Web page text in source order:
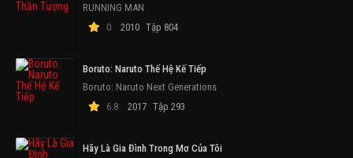
RUNNING MAN
0
2010 Tập 804
Boruto: Naruto Thế Hệ Kế Tiếp
Boruto: Naruto Next Generations
6.8
2017 Tập 293
Hãy Là Gia Đình Trong Mơ Của Tôi